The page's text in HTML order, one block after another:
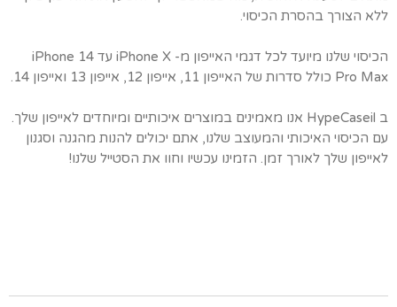
ללא הצורך בהסרת הכיסוי.
הכיסוי שלנו מיועד לכל דגמי האייפון מ- iPhone X עד iPhone 14
Pro Max כולל סדרות של האייפון 11, אייפון 12, אייפון 13 ואייפון 14.
ב HypeCaseil אנו מאמינים במוצרים איכותיים ומיוחדים לאייפון שלך.
עם הכיסוי האיכותי והמעוצב שלנו, אתם יכולים להנות מהגנה וסגנון
לאייפון שלך לאורך זמן. הזמינו עכשיו וחוו את הסטייל שלנו!